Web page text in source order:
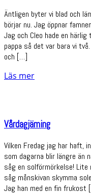
Äntligen byter vi blad och
börjar nu. Jag öppnar
Jag och Cleo hade en
pappa så det var bara vi
och […]
Läs mer
Vårdagjäming
Vilken Fredag jag har haft,
som dagarna blir längre
såg en solförmörkelse!
såg månskivan skymma
Jag han med en fin frukost